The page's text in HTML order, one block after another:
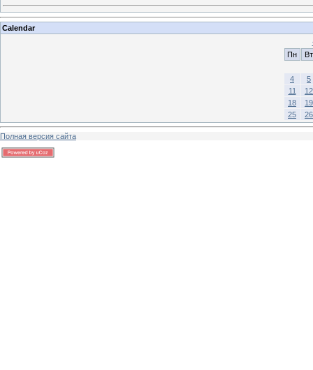
Calendar
Пн
Вт
4
5
11
12
18
19
25
26
Полная версия сайта